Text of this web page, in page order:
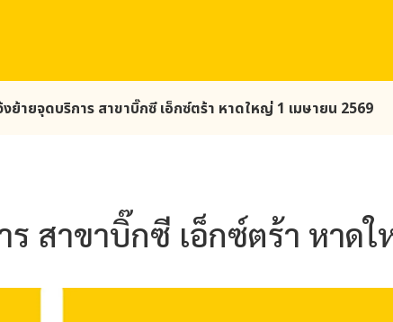
ย้ายจุดบริการ สาขาบิ๊กซี เอ็กซ์ตร้า หาดใหญ่ 1 เมษายน 2569
ร สาขาบิ๊กซี เอ็กซ์ตร้า หาด